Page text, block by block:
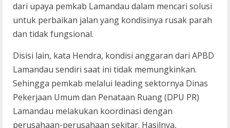
dari upaya pemkab Lamandau dalam mencari solusi
untuk perbaikan jalan yang kondisinya rusak parah
dan tidak fungsional.
Disisi lain, kata Hendra, kondisi anggaran dari APBD
Lamandau sendiri saat ini tidak memungkinkan.
Sehingga pemkab melalui leading sektornya Dinas
Pekerjaan Umum dan Penataan Ruang (DPU PR)
Lamandau melakukan koordinasi dengan
perusahaan-perusahaan sekitar. Hasilnya,